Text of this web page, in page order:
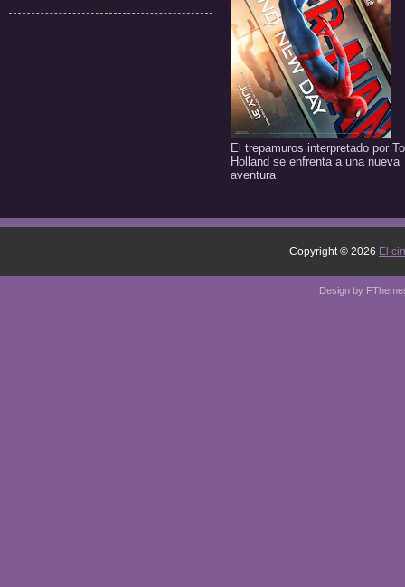
El trepamuros interpretado por
Holland se enfrenta a una nueva
aventura
Copyright © 2026 El
Design by